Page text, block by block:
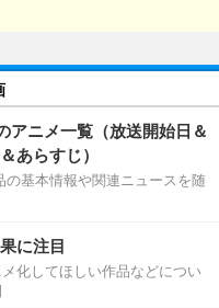
アニメ一覧（放送開始日＆
あらすじ）
基本情報や関連ニュースを随
に注目
化してほしい作品などについ